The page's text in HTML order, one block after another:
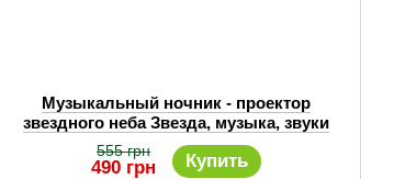
Музыкальный ночник - проектор
звездного неба Звезда, музыка, звуки
природы
555 грн
490 грн Купить